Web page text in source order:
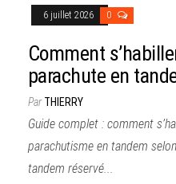
6 juillet 2026 0
Comment
parachute en
ParTHIERRY
Guide complet : comment
parachutisme en tandem
tandem réservé...